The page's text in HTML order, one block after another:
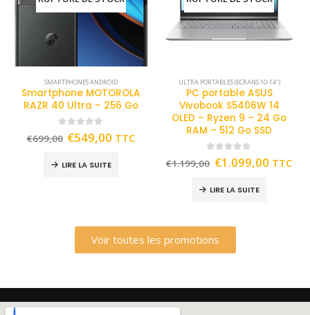
SMARTPHONES ANDROID
Smartphone MOTOROLA
RAZR 40 Ultra – 256 Go
out of 5
€699,00 €549,00 TTC
LIRE LA SUITE
ULTRA PORTABLES (ECRANS 10-14")
PC portable ASUS
Vivobook S5406W 14
OLED – Ryzen 9 – 24 Go
RAM – 512 Go SSD
out of 5
€1.199,00 €1.099,00 TTC
LIRE LA SUITE
Voir toutes les promotions